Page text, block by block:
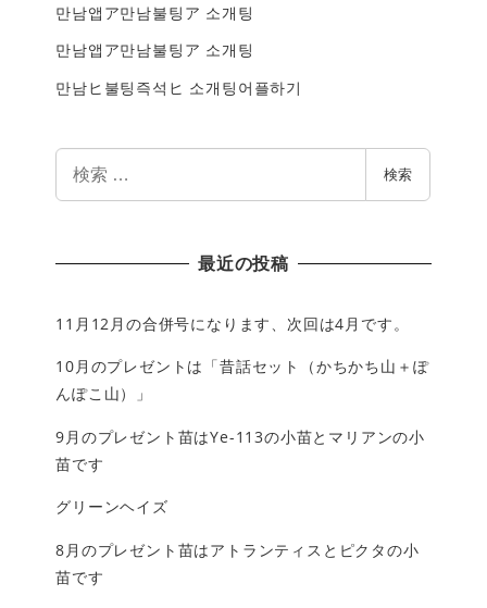
만남앱ア만남불팅ア 소개팅
만남앱ア만남불팅ア 소개팅
만남ヒ불팅즉석ヒ 소개팅어플하기
検索
最近の投稿
11月12月の合併号になります、次回は4月です。
10月のプレゼントは「昔話セット（かちかち山＋ぽ
んぽこ山）」
9月のプレゼント苗はYe-113の小苗とマリアンの小
苗です
グリーンヘイズ
8月のプレゼント苗はアトランティスとピクタの小
苗です